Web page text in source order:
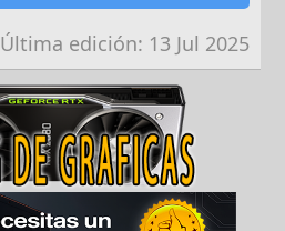
Última edición: 13 Jul 2025